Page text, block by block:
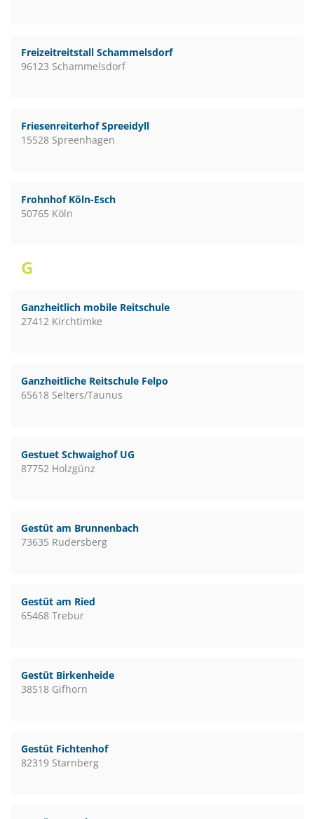
Freizeitreitstall Schammelsdorf
96123 Schammelsdorf
Friesenreiterhof Spreeidyll
15528 Spreenhagen
Frohnhof Köln-Esch
50765 Köln
G
Ganzheitlich mobile Reitschule
27412 Kirchtimke
Ganzheitliche Reitschule Felpo
65618 Selters/Taunus
Gestuet Schwaighof UG
87752 Holzgünz
Gestüt am Brunnenbach
73635 Rudersberg
Gestüt am Ried
65468 Trebur
Gestüt Birkenheide
38518 Gifhorn
Gestüt Fichtenhof
82319 Starnberg